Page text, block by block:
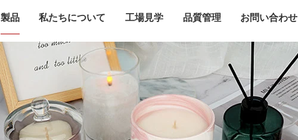
製品 私たちについて 工場見学 品質管理 お問い合わせ